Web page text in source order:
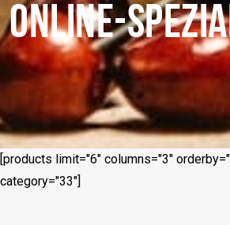
ONLINE-
[products limit="6" columns="3"
category="33"]